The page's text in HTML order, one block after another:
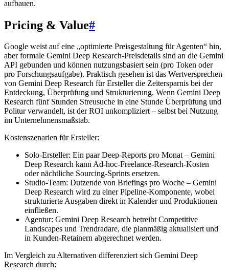
aufbauen.
Pricing & Value#
Google weist auf eine „optimierte Preisgestaltung für Agenten“ hin,
aber formale Gemini Deep Research-Preisdetails sind an die Gemini
API gebunden und können nutzungsbasiert sein (pro Token oder
pro Forschungsaufgabe). Praktisch gesehen ist das Wertversprechen
von Gemini Deep Research für Ersteller die Zeitersparnis bei der
Entdeckung, Überprüfung und Strukturierung. Wenn Gemini Deep
Research fünf Stunden Streusuche in eine Stunde Überprüfung und
Politur verwandelt, ist der ROI unkompliziert – selbst bei Nutzung
im Unternehmensmaßstab.
Kostenszenarien für Ersteller:
Solo-Ersteller: Ein paar Deep-Reports pro Monat – Gemini
Deep Research kann Ad-hoc-Freelance-Research-Kosten
oder nächtliche Sourcing-Sprints ersetzen.
Studio-Team: Dutzende von Briefings pro Woche – Gemini
Deep Research wird zu einer Pipeline-Komponente, wobei
strukturierte Ausgaben direkt in Kalender und Produktionen
einfließen.
Agentur: Gemini Deep Research betreibt Competitive
Landscapes und Trendradare, die planmäßig aktualisiert und
in Kunden-Retainern abgerechnet werden.
Im Vergleich zu Alternativen differenziert sich Gemini Deep
Research durch: